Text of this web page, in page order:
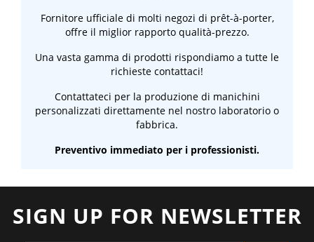
Fornitore ufficiale di molti negozi di prêt-à-porter,
offre il miglior rapporto qualità-prezzo.
Una vasta gamma di prodotti rispondiamo a tutte le
richieste contattaci!
Contattateci per la produzione di manichini
personalizzati direttamente nel nostro laboratorio o
fabbrica.
Preventivo immediato per i professionisti.
SIGN UP FOR NEWSLETTER